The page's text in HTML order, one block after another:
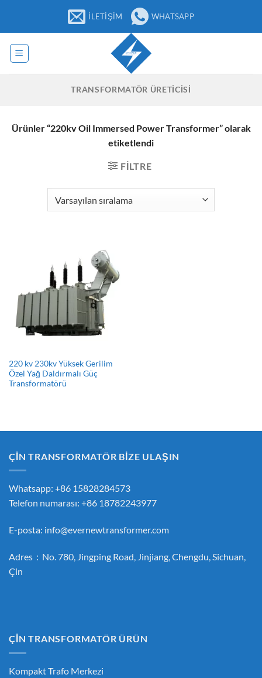
İLETIŞIM WHATSAPP
TRANSFORMATÖR ÜRETICISI
Ürünler “220kv Oil Immersed Power Transformer” olarak
etiketlendi
FILTRE
220 kv 230kv Yüksek Gerilim
Özel Yağ Daldırmalı Güç
Transformatörü
ÇİN TRANSFORMATÖR BİZE ULAŞIN
Whatsapp: +86 15828284573
Telefon numarası: +86 18782243977
E-posta: info@evernewtransformer.com
Adres：No. 780, Jingping Road, Jinjiang, Chengdu, Sichuan,
Çin
ÇİN TRANSFORMATÖR ÜRÜN
Kompakt Trafo Merkezi